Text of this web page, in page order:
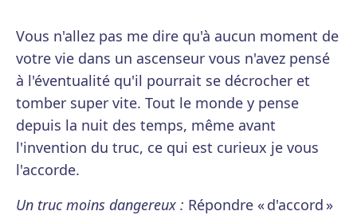
Vous n'allez pas me dire qu'à aucun moment de
votre vie dans un ascenseur vous n'avez pensé
à l'éventualité qu'il pourrait se décrocher et
tomber super vite. Tout le monde y pense
depuis la nuit des temps, même avant
l'invention du truc, ce qui est curieux je vous
l'accorde.
Un truc moins dangereux : Répondre « d'accord »